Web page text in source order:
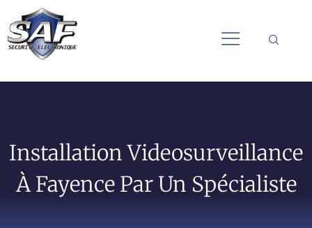
Installation Videosurveillance
À Fayence Par Un Spécialiste